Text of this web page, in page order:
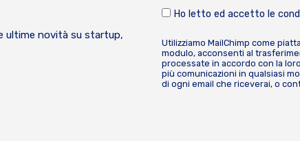
ultime novità su startup,
Ho letto ed accetto le
Utilizziamo MailChimp come
modulo, acconsenti al
processate in accordo con la loro
più comunicazioni in qualsiasi
di ogni email che riceverai, o